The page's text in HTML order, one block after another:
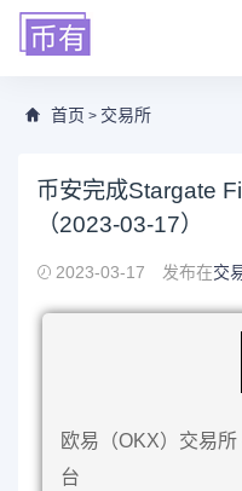
首页 > 交易所
币安完成Stargate
（2023-03-17）
2023-03-17 发布在交
欧易（OKX）交易
台